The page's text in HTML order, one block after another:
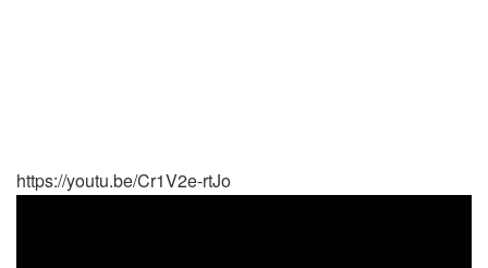
https://youtu.be/Cr1V2e-rtJo